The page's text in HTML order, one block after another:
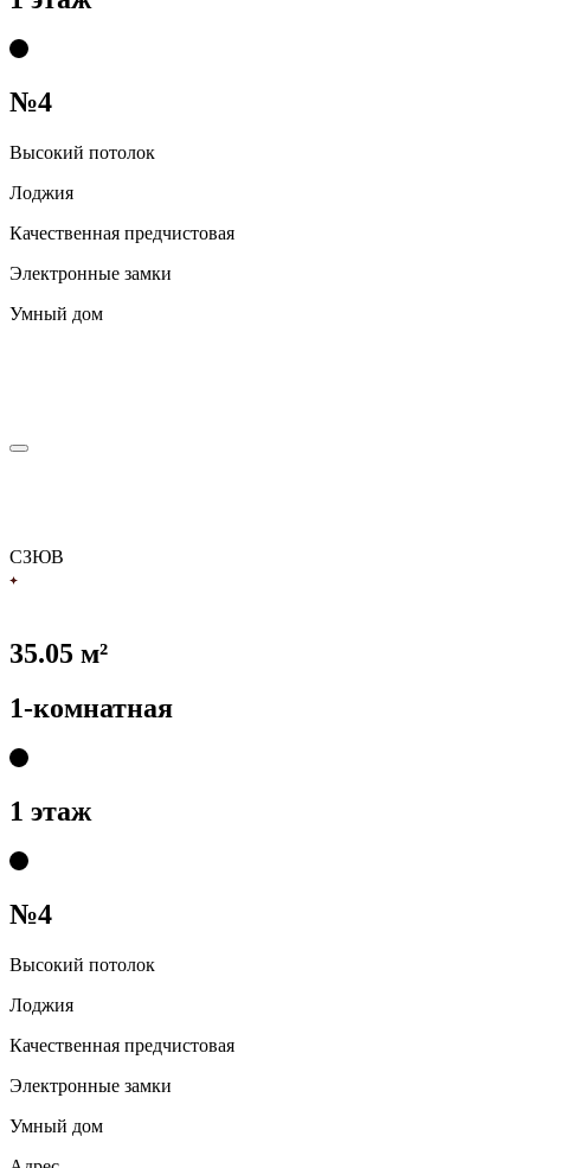
№4
Высокий потолок
Лоджия
Качественная предчистовая
Электронные замки
Умный дом
СЗЮВ
35.05 м²
1-комнатная
1 этаж
№4
Высокий потолок
Лоджия
Качественная предчистовая
Электронные замки
Умный дом